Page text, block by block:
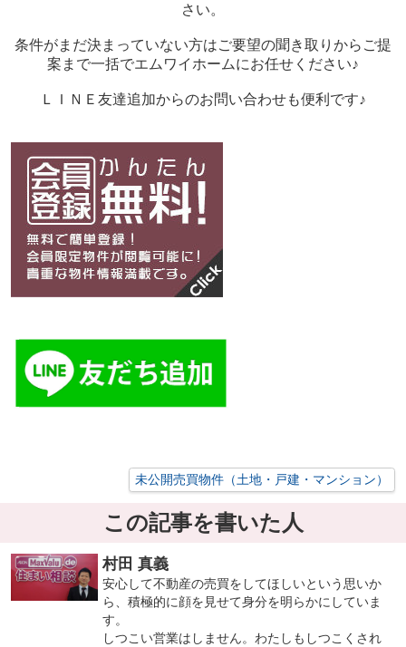
さい。
条件がまだ決まっていない方はご要望の聞き取りからご提
案まで一括でエムワイホームにお任せください♪
ＬＩＮＥ友達追加からのお問い合わせも便利です♪
未公開売買物件（土地・戸建・マンション）
この記事を書いた人
村田 真義
安心して不動産の売買をしてほしいという思いか
ら、積極的に顔を見せて身分を明らかにしていま
す。
しつこい営業はしません。わたしもしつこくされ